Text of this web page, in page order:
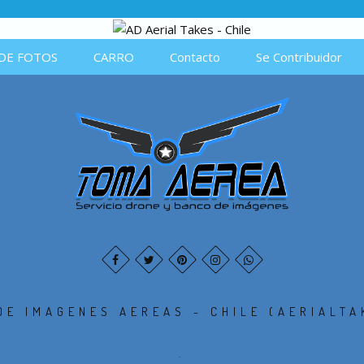
FOTOS CARRO Contacto Se Contribuidor
IMAGENES AEREAS - CHILE
.